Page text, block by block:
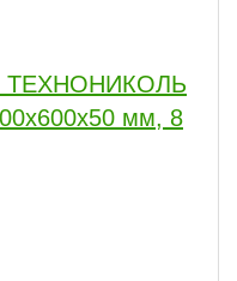
ТЕХНОНИКОЛЬ
мм, 8